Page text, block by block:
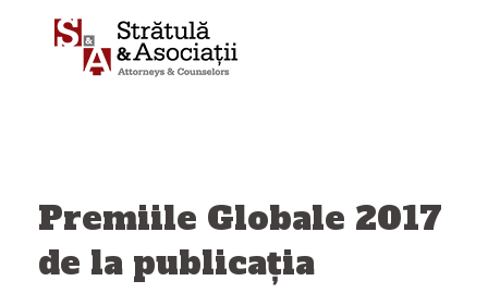
Premiile Globale 2017
de la publicația